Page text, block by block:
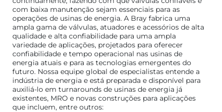
com baixa manutenção sejam essenciais para as
operações de usinas de energia. A Bray fabrica uma
ampla gama de válvulas, atuadores e acessórios de alta
qualidade e alta confiabilidade para uma ampla
variedade de aplicações, projetados para oferecer
confiabilidade e tempo operacional nas usinas de
energia atuais e para as tecnologias emergentes do
futuro. Nossa equipe global de especialistas entende a
indústria de energia e está preparada e disponível para
auxiliá-lo em turnarounds de usinas de energia já
existentes, MRO e novas construções para aplicações
que incluem, entre outros: